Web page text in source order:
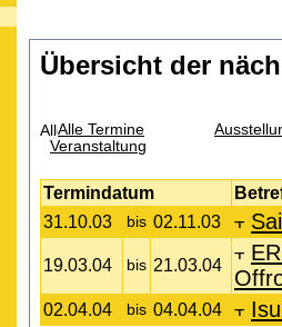
Übersicht der
Alle Termine
Veranstaltung
Termindatum
31.10.03
bis 02.11.03
19.03.04 bis 21.03.04
02.04.04 bis 04.04.04